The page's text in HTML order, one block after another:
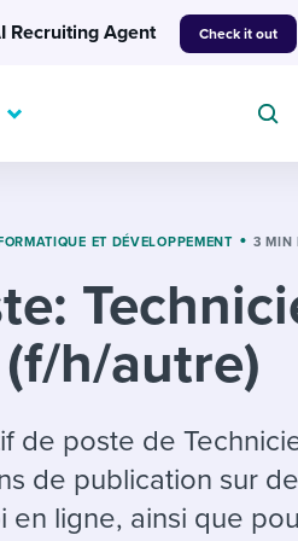
Recruiting Agent Check it out
Or browse by
A flexible workplace
means new ways of
working. Pick up tips
Get insights, guidance,
the know.
For your job search:
INTERVIEWS & ANSWERS
Typical interview
answers for each.
ET DÉVELOPPEMENT 3 MIN
h/autre)
de poste de
de publication sur
en ligne, ainsi que